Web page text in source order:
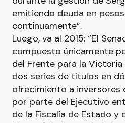
emitiendo deuda en
continuamente”.
Luego, va al 2015: “El
compuesto únicamente
del Frente para la
dos series de títulos en
ofrecimiento a inversores
por parte del Ejecutivo
de la Fiscalía de Estado y